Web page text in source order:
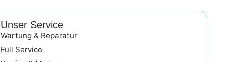
Unser Service
Wartung & Reparatur
Full Service